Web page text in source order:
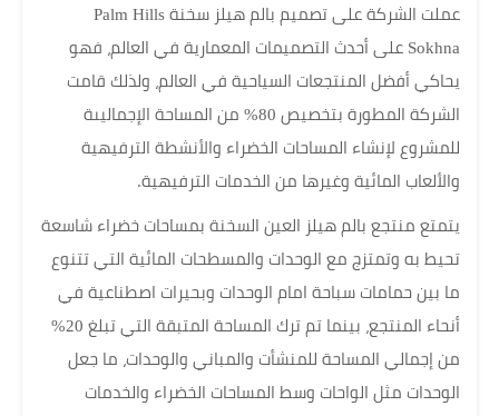
عملت الشركة على تصميم بالم هيلز سخنة Palm Hills
Sokhna على أحدث التصميمات المعمارية في العالم، فهو
يحاكي أفضل المنتجعات السياحية في العالم، ولذلك قامت
الشركة المطورة بتخصيص 80% من المساحة الإجماليىة
للمشروع لإنشاء المساحات الخضراء والأنشطة الترفيهية
والألعاب المائية وغيرها من الخدمات الترفيهية.
يتمتع منتجع بالم هيلز العين السخنة بمساحات خضراء شاسعة
تحيط به وتمتزج مع الوحدات والمسطحات المائية التي تتنوع
ما بين حمامات سباحة امام الوحدات وبحيرات اصطناعية في
أنحاء المنتجع، بينما تم ترك المساحة المتبقة التي تبلغ 20%
من إجمالي المساحة للمنشأت والمباني والوحدات، ما جعل
الوحدات مثل الواحات وسط المساحات الخضراء والخدمات